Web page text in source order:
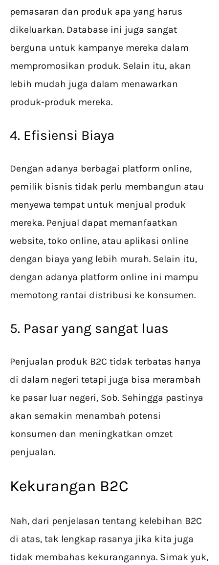
pemasaran dan produk apa yang harus
dikeluarkan. Database ini juga sangat
berguna untuk kampanye mereka dalam
mempromosikan produk. Selain itu, akan
lebih mudah juga dalam menawarkan
produk-produk mereka.
4. Efisiensi Biaya
Dengan adanya berbagai platform online,
pemilik bisnis tidak perlu membangun atau
menyewa tempat untuk menjual produk
mereka. Penjual dapat memanfaatkan
website, toko online, atau aplikasi online
dengan biaya yang lebih murah. Selain itu,
dengan adanya platform online ini mampu
memotong rantai distribusi ke konsumen.
5. Pasar yang sangat luas
Penjualan produk B2C tidak terbatas hanya
di dalam negeri tetapi juga bisa merambah
ke pasar luar negeri, Sob. Sehingga pastinya
akan semakin menambah potensi
konsumen dan meningkatkan omzet
penjualan.
Kekurangan B2C
Nah, dari penjelasan tentang kelebihan B2C
di atas, tak lengkap rasanya jika kita juga
tidak membahas kekurangannya. Simak yuk,